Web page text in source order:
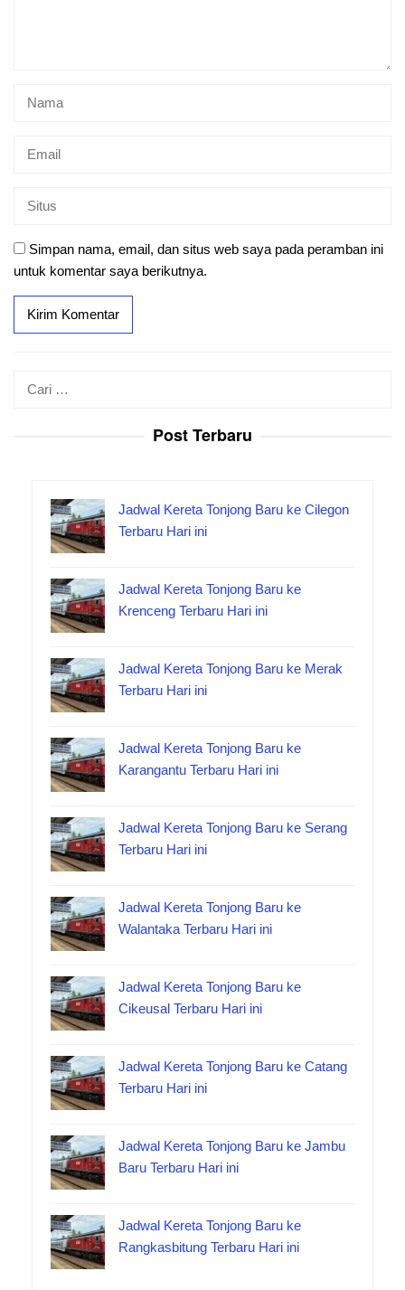
Simpan nama, email, dan situs web saya pada peramban ini
untuk komentar saya berikutnya.
Post Terbaru
Jadwal Kereta Tonjong Baru ke Cilegon
Terbaru Hari ini
Jadwal Kereta Tonjong Baru ke
Krenceng Terbaru Hari ini
Jadwal Kereta Tonjong Baru ke Merak
Terbaru Hari ini
Jadwal Kereta Tonjong Baru ke
Karangantu Terbaru Hari ini
Jadwal Kereta Tonjong Baru ke Serang
Terbaru Hari ini
Jadwal Kereta Tonjong Baru ke
Walantaka Terbaru Hari ini
Jadwal Kereta Tonjong Baru ke
Cikeusal Terbaru Hari ini
Jadwal Kereta Tonjong Baru ke Catang
Terbaru Hari ini
Jadwal Kereta Tonjong Baru ke Jambu
Baru Terbaru Hari ini
Jadwal Kereta Tonjong Baru ke
Rangkasbitung Terbaru Hari ini